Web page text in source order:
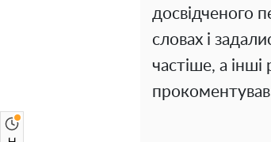
досвідченого
словах і
частіше, а